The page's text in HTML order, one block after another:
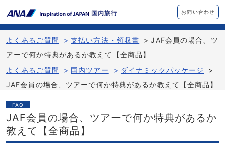
お問い合わせ
よくあるご質問 > 支払い方法・領収書 > JAF会員の場合、ツ
アーで何か特典があるか教えて【全商品】
よくあるご質問
> 国内ツアー > ダイナミックパッケージ
>
JAF会員の場合、ツアーで何か特典があるか教えて【全商品】
FAQ
JAF会員の場合、ツアーで何か特典があるか
教えて【全商品】